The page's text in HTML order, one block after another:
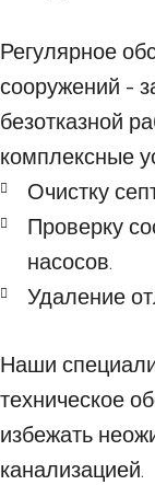
Регулярное
сооружений -
безотказной
комплексные
Очистку
Проверку
насосов.
Удаление
Наши
техническое
избежать
канализацией.